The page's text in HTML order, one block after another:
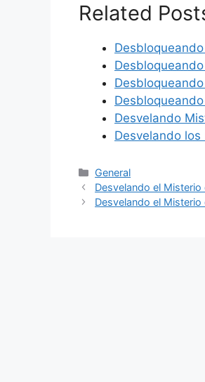
Related
Desvelando
Desvelando
Categories
General
Desvelando el
Desvelando el